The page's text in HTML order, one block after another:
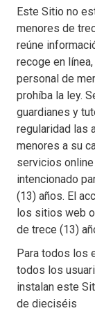
Este Sitio no
menores de
reúne
recoge en
personal de
prohíba la ley.
guardianes y
regularidad las
menores a su
servicios
intencionado
(13) años. El
los sitios web
de trece (13)
Para todos los
todos los
instalan este
de dieciséis